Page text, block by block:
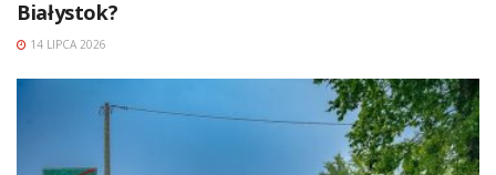
Białystok?
14 LIPCA 2026